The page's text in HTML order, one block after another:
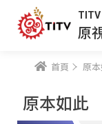
TITV
原
首頁 原
原本如此